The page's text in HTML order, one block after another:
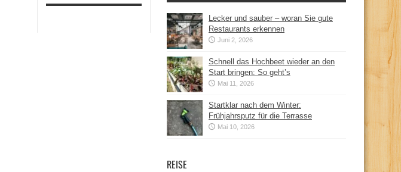
Lecker und sauber – woran Sie gute
Restaurants erkennen
Juni 2, 2026
Schnell das Hochbeet wieder an den
Start bringen: So geht’s
Mai 11, 2026
Startklar nach dem Winter:
Frühjahrsputz für die Terrasse
Mai 10, 2026
REISE